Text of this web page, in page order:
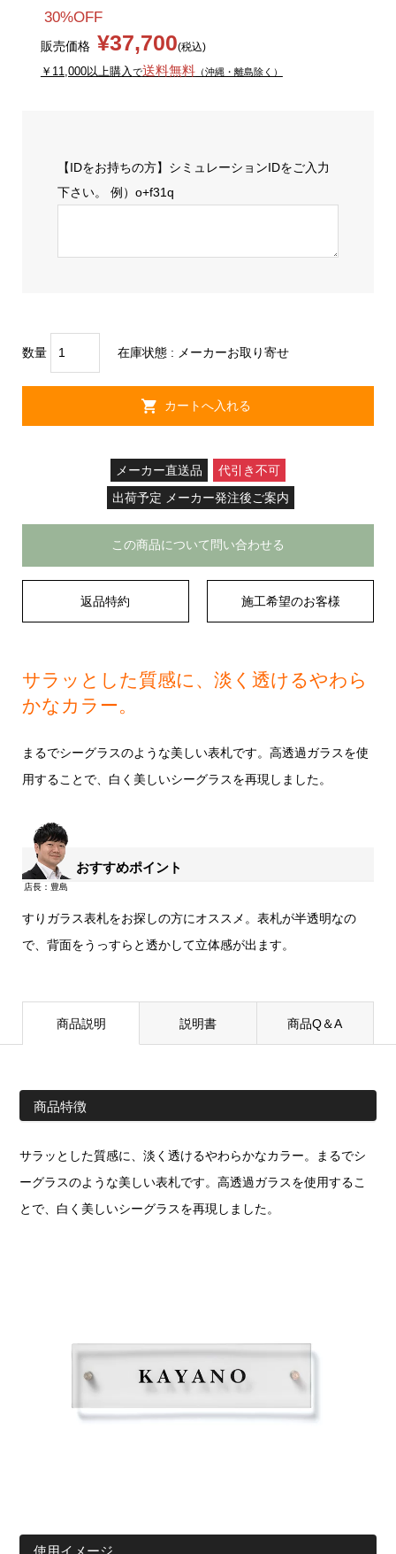
30%OFF
販売価格 ¥37,700(税込)
￥11,000以上購入 で送料無料（沖縄・離島除く）
【IDをお持ちの方】シミュレーションIDをご入力
下さい。 例）o+f31q
数量 在庫状態 : メーカーお取り寄せ
メーカー直送品
代引き不可
出荷予定 メーカー発注後ご案内
この商品について問い合わせる
返品特約 施工希望のお客様
サラッとした質感に、淡く透けるやわら
かなカラー。
まるでシーグラスのような美しい表札です。高透過ガラスを使
用することで、白く美しいシーグラスを再現しました。
おすすめポイント
すりガラス表札をお探しの方にオススメ。表札が半透明なの
で、背面をうっすらと透かして立体感が出ます。
商品説明 説明書 商品Q＆A
商品特徴
サラッとした質感に、淡く透けるやわらかなカラー。まるでシ
ーグラスのような美しい表札です。高透過ガラスを使用するこ
とで、白く美しいシーグラスを再現しました。
使用イメージ